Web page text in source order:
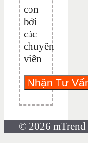
con
bởi
các
chuyên
viên
© 2026 mTrend